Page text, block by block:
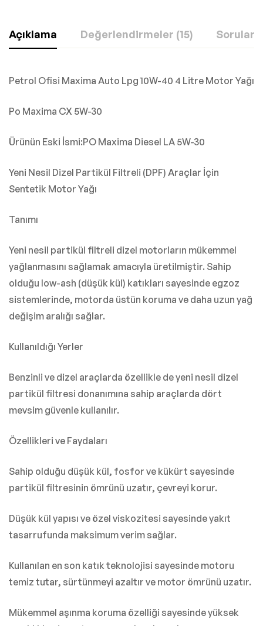
Açıklama Değerlendirmeler (15) Sorular
Petrol Ofisi Maxima Auto Lpg 10W-40 4 Litre Motor Yağı
Po Maxima CX 5W-30
Ürünün Eski İsmi:PO Maxima Diesel LA 5W-30
Yeni Nesil Dizel Partikül Filtreli (DPF) Araçlar İçin
Sentetik Motor Yağı
Tanımı
Yeni nesil partikül filtreli dizel motorların mükemmel
yağlanmasını sağlamak amacıyla üretilmiştir. Sahip
olduğu low-ash (düşük kül) katıkları sayesinde egzoz
sistemlerinde, motorda üstün koruma ve daha uzun yağ
değişim aralığı sağlar.
Kullanıldığı Yerler
Benzinli ve dizel araçlarda özellikle de yeni nesil dizel
partikül filtresi donanımına sahip araçlarda dört
mevsim güvenle kullanılır.
Özellikleri ve Faydaları
Sahip olduğu düşük kül, fosfor ve kükürt sayesinde
partikül filtresinin ömrünü uzatır, çevreyi korur.
Düşük kül yapısı ve özel viskozitesi sayesinde yakıt
tasarrufunda maksimum verim sağlar.
Kullanılan en son katık teknolojisi sayesinde motoru
temiz tutar, sürtünmeyi azaltır ve motor ömrünü uzatır.
Mükemmel aşınma koruma özelliği sayesinde yüksek